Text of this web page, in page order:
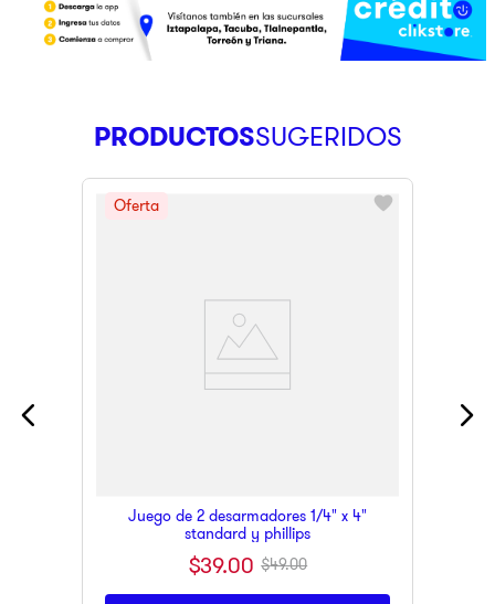
PRODUCTOS
Juego de 2 desarmadores 1/4" x 4"
standard y phillips
$39.00 $49.00